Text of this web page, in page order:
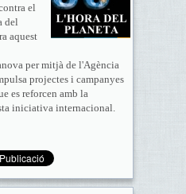
el
del
aquest
per mitjà de l'Agència
projectes i campanyes
es reforcen amb la
iniciativa internacional.